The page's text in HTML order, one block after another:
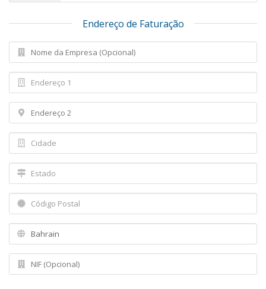
Endereço de Faturação